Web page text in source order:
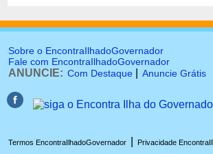
Sobre o EncontraIlhadoGovernador
Fale com EncontraIlhadoGovernador
ANUNCIE: Com Destaque Anuncie Grátis
Termos EncontraIlhadoGovernador Privacidade